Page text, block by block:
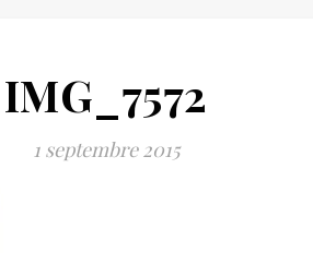
IMG_7572
1 septembre 2015